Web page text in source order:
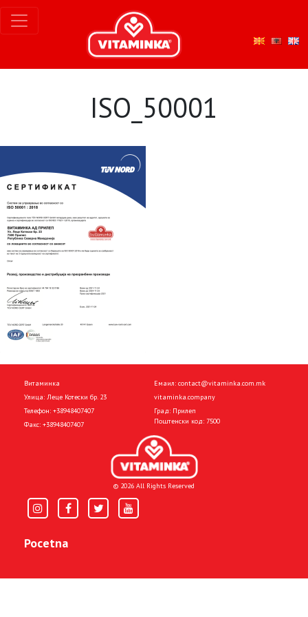
ISO_50001
Витаминка
Улица: Леце Котески бр. 23
Телефон: +38948407407
Факс: +38948407407
Емаил: contact@vitaminka.com.mk
vitaminka.company
Град: Прилеп
Поштенски код: 7500
© 2026 All Rights Reserved
Pocetna